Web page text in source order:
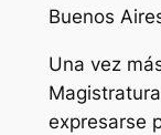
Buenos
Una vez
expresarse